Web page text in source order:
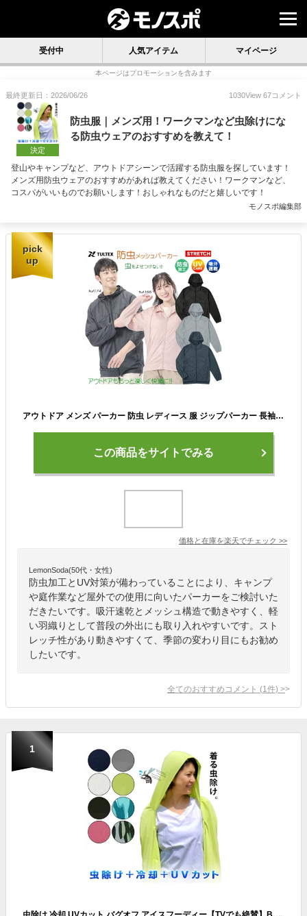
受付中 人気アイテム マイページ
本ページはプロモーションを含みます
最終更新日：2026/06/26 1030View 67コメント
決定
防虫服｜メンズ用！ワークマンなど虫除けにな
る防虫ウェアのおすすめを教えて！
登山やキャンプなど、アウトドアシーンで活躍する防虫服を探しています！
メンズ用防虫ウェアのおすすめがあれば教えてください！ワークマンなど、
コスパがいいものでお願いします！おしゃれなものだと嬉しいです！
モノスポ編集部
pick
up
アウトドア メンズ パーカー 防虫 レディース 服 ジップパーカー 長袖 夏フェス キャンプ 吸汗速乾 UVカット 日焼け止 ストレッチ 虫刺され防止 防蚊 虫よけ ドライ メッシュ 害虫対策 旅行対策 ガーデニング UVケア TULTEX 虫除け 冷房対策 プレゼント【メール便送料無料
この商品をサイトでみる
価格と在庫を楽天でチェック >>
LemonSoda(50代・女性)
防虫加工とUV対策が備わっていることにより、キャンプ
や庭作業など屋外での使用に向いたパーカーをご検討いた
だきたいです。吸汗速乾とメッシュ構造で動きやすく、軽
い羽織りとして普段の外出にも取り入れやすいです。スト
レッチ性があり動きやすくて、季節の変わり目にもお勧め
したいです。
全てのおすすめコメント (1 件) >
1
虫除け 冷却 UVカット バグオフ アイスフーディー【TVでも絶賛】BUGOFF 虫よけ 速乾 冷感 レジャー アウトドア 公園 海水浴 プール 防虫 おでかけ ガーデニング uv 登山 スポーツ観戦 冷たい ひんやり 夏 暑さ対策 虫除けグッズ|日焼け対策 パーカー キャンプ 熱中症対策